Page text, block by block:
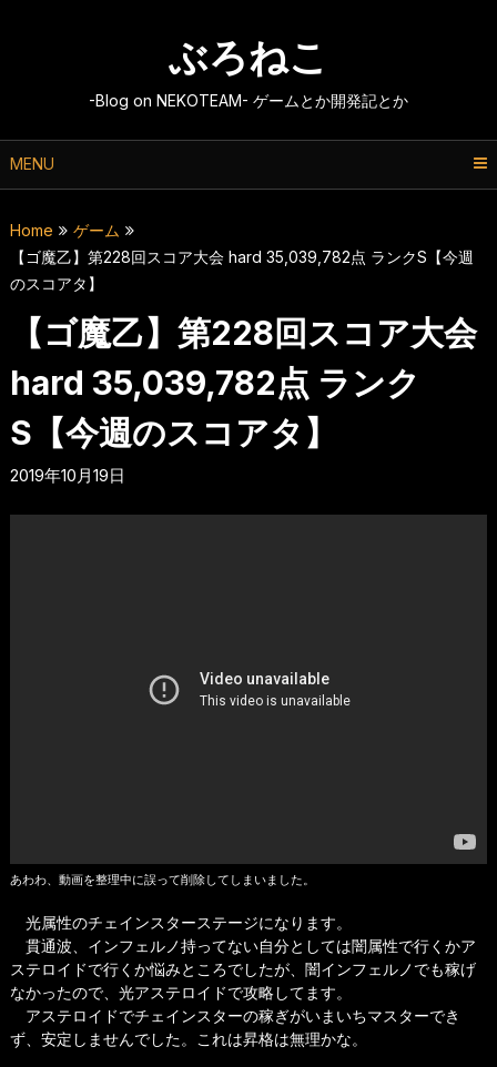
ぶろねこ
-Blog on NEKOTEAM- ゲームとか開発記とか
MENU
Home
ゲーム
【ゴ魔乙】第228回スコア大会 hard 35,039,782点 ランクS【今週
のスコアタ】
【ゴ魔乙】第228回スコア大会
hard 35,039,782点 ランク
S【今週のスコアタ】
2019年10月19日
あわわ、動画を整理中に誤って削除してしまいました。
光属性のチェインスターステージになります。
貫通波、インフェルノ持ってない自分としては闇属性で行くかア
ステロイドで行くか悩みところでしたが、闇インフェルノでも稼げ
なかったので、光アステロイドで攻略してます。
アステロイドでチェインスターの稼ぎがいまいちマスターでき
ず、安定しませんでした。これは昇格は無理かな。